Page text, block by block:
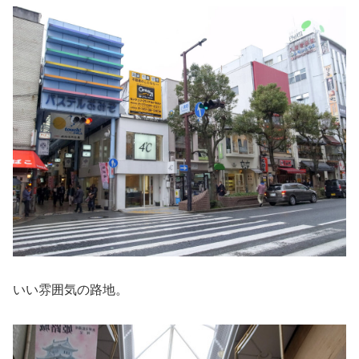
いい雰囲気の路地。